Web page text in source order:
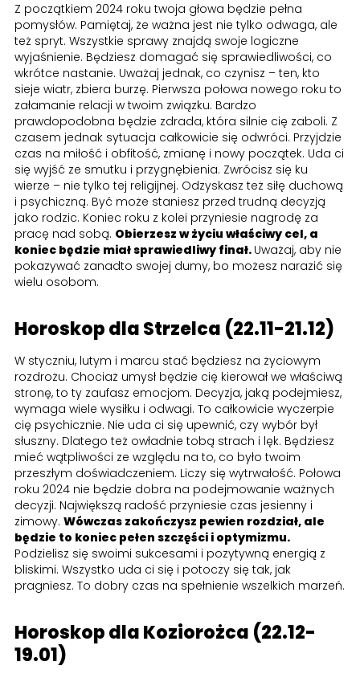
Z początkiem 2024 roku twoja głowa będzie pełna
pomysłów. Pamiętaj, że ważna jest nie tylko odwaga, ale
też spryt. Wszystkie sprawy znajdą swoje logiczne
wyjaśnienie. Będziesz domagać się sprawiedliwości, co
wkrótce nastanie. Uważaj jednak, co czynisz – ten, kto
sieje wiatr, zbiera burzę. Pierwsza połowa nowego roku to
załamanie relacji w twoim związku. Bardzo
prawdopodobna będzie zdrada, która silnie cię zaboli. Z
czasem jednak sytuacja całkowicie się odwróci. Przyjdzie
czas na miłość i obfitość, zmianę i nowy początek. Uda ci
się wyjść ze smutku i przygnębienia. Zwrócisz się ku
wierze – nie tylko tej religijnej. Odzyskasz też siłę duchową
i psychiczną. Być może staniesz przed trudną decyzją
jako rodzic. Koniec roku z kolei przyniesie nagrodę za
pracę nad sobą. Obierzesz w życiu właściwy cel, a
koniec będzie miał sprawiedliwy finał. Uważaj, aby nie
pokazywać zanadto swojej dumy, bo możesz narazić się
wielu osobom.
Horoskop dla Strzelca (22.11-21.12)
W styczniu, lutym i marcu stać będziesz na życiowym
rozdrożu. Chociaż umysł będzie cię kierował we właściwą
stronę, to ty zaufasz emocjom. Decyzja, jaką podejmiesz,
wymaga wiele wysiłku i odwagi. To całkowicie wyczerpie
cię psychicznie. Nie uda ci się upewnić, czy wybór był
słuszny. Dlatego też owładnie tobą strach i lęk. Będziesz
mieć wątpliwości ze względu na to, co było twoim
przeszłym doświadczeniem. Liczy się wytrwałość. Połowa
roku 2024 nie będzie dobra na podejmowanie ważnych
decyzji. Największą radość przyniesie czas jesienny i
zimowy. Wówczas zakończysz pewien rozdział, ale
będzie to koniec pełen szczęści i optymizmu.
Podzielisz się swoimi sukcesami i pozytywną energią z
bliskimi. Wszystko uda ci się i potoczy się tak, jak
pragniesz. To dobry czas na spełnienie wszelkich marzeń.
Horoskop dla Koziorożca (22.12-
19.01)